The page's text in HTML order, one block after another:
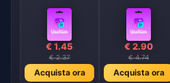
€ 1.45
€ 2.37
Acquista ora
€ 2.90
€ 4.74
Acquista ora